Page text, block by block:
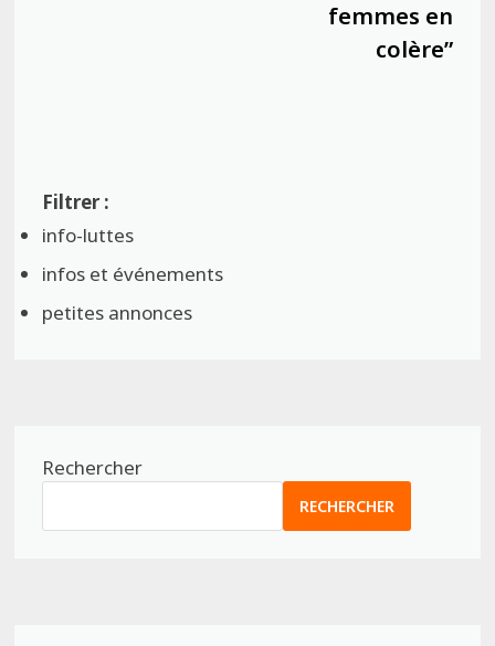
femmes en
colère”
info-luttes
infos et événements
petites annonces
Rechercher
RECHERCHER